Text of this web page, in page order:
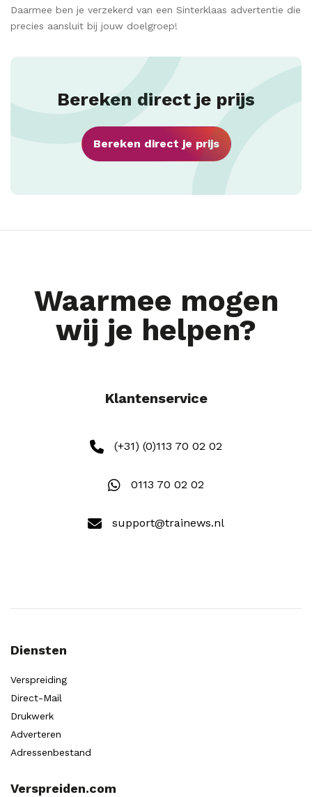
Daarmee ben je verzekerd van een Sinterklaas advertentie die
precies aansluit bij jouw doelgroep!
Bereken direct je prijs
Bereken direct je prijs
Waarmee mogen
wij je helpen?
Klantenservice
(+31) (0)113 70 02 02
0113 70 02 02
support@trainews.nl
Diensten
Verspreiding
Direct-Mail
Drukwerk
Adverteren
Adressenbestand
Verspreiden.com